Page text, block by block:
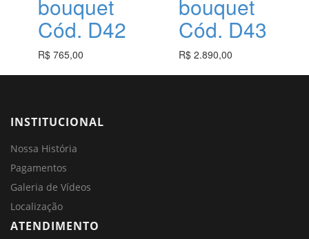
bouquet
Cód. D42
R$ 765,00
bouquet
Cód. D43
R$ 2.890,00
INSTITUCIONAL
Nossa História
Pagamentos
Galeria de Vídeos
Localização
ATENDIMENTO